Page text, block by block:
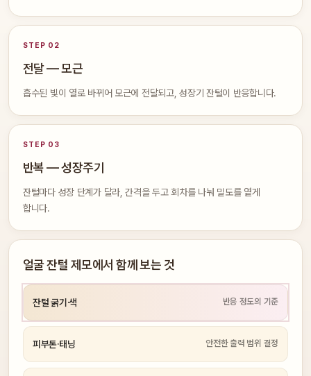
STEP 02
전달 — 모근
흡수된 빛이 열로 바뀌어 모근에 전달되고, 성장기 잔털이 반응합니다.
STEP 03
반복 — 성장주기
잔털마다 성장 단계가 달라, 간격을 두고 회차를 나눠 밀도를 옅게
합니다.
얼굴 잔털 제모에서 함께 보는 것
잔털 굵기·색 반응 정도의 기준
피부톤·태닝 안전한 출력 범위 결정